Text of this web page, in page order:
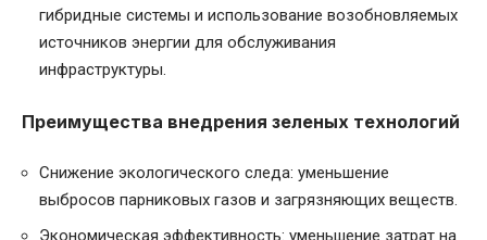
гибридные системы и использование возобновляемых
источников энергии для обслуживания
инфраструктуры.
Преимущества внедрения зеленых технологий
Снижение экологического следа: уменьшение
выбросов парниковых газов и загрязняющих веществ.
Экономическая эффективность: уменьшение затрат на